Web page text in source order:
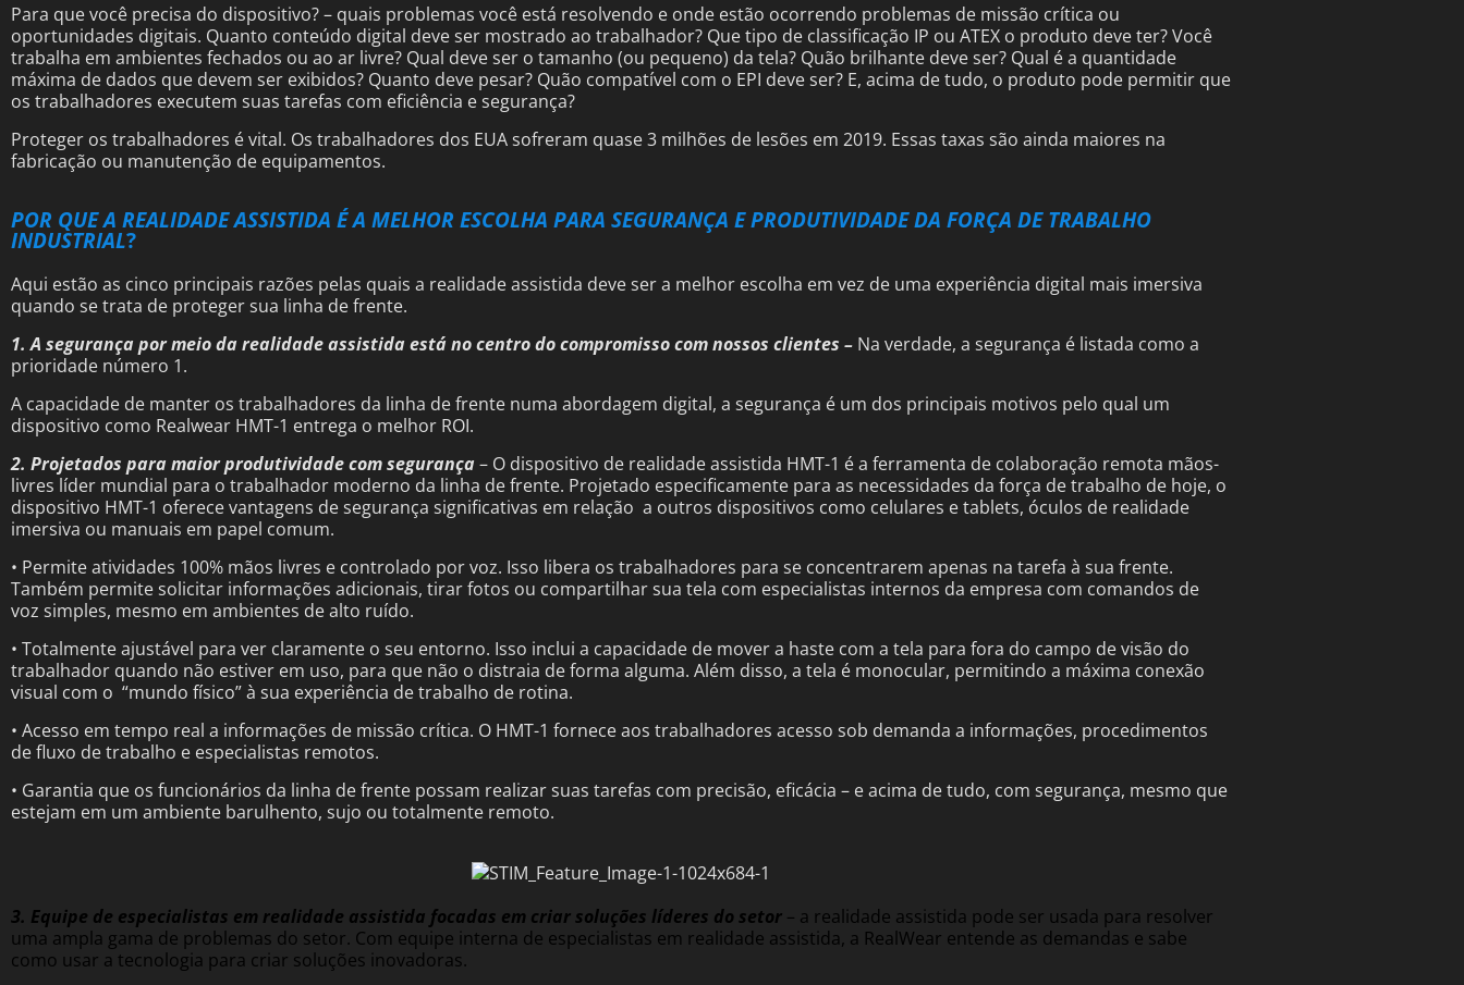
Para que você precisa do dispositivo? – quais problemas você está resolvendo e onde estão ocorrendo problemas de missão crítica ou
oportunidades digitais. Quanto conteúdo digital deve ser mostrado ao trabalhador? Que tipo de classificação IP ou ATEX o produto deve ter? Você
trabalha em ambientes fechados ou ao ar livre? Qual deve ser o tamanho (ou pequeno) da tela? Quão brilhante deve ser? Qual é a quantidade
máxima de dados que devem ser exibidos? Quanto deve pesar? Quão compatível com o EPI deve ser? E, acima de tudo, o produto pode permitir que
os trabalhadores executem suas tarefas com eficiência e segurança?
Proteger os trabalhadores é vital. Os trabalhadores dos EUA sofreram quase 3 milhões de lesões em 2019. Essas taxas são ainda maiores na
fabricação ou manutenção de equipamentos.
POR QUE A REALIDADE ASSISTIDA É A MELHOR ESCOLHA PARA SEGURANÇA E PRODUTIVIDADE DA FORÇA DE TRABALHO
INDUSTRIAL?
Aqui estão as cinco principais razões pelas quais a realidade assistida deve ser a melhor escolha em vez de uma experiência digital mais imersiva
quando se trata de proteger sua linha de frente.
1. A segurança por meio da realidade assistida está no centro do compromisso com nossos clientes – Na verdade, a segurança é listada como a
prioridade número 1.
A capacidade de manter os trabalhadores da linha de frente numa abordagem digital, a segurança é um dos principais motivos pelo qual um
dispositivo como Realwear HMT-1 entrega o melhor ROI.
2. Projetados para maior produtividade com segurança– O dispositivo de realidade assistida HMT-1 é a ferramenta de colaboração remota mãos-
livres líder mundial para o trabalhador moderno da linha de frente. Projetado especificamente para as necessidades da força de trabalho de hoje, o
dispositivo HMT-1 oferece vantagens de segurança significativas em relação a outros dispositivos como celulares e tablets, óculos de realidade
imersiva ou manuais em papel comum.
• Permite atividades 100% mãos livres e controlado por voz. Isso libera os trabalhadores para se concentrarem apenas na tarefa à sua frente.
Também permite solicitar informações adicionais, tirar fotos ou compartilhar sua tela com especialistas internos da empresa com comandos de
voz simples, mesmo em ambientes de alto ruído.
• Totalmente ajustável para ver claramente o seu entorno. Isso inclui a capacidade de mover a haste com a tela para fora do campo de visão do
trabalhador quando não estiver em uso, para que não o distraia de forma alguma. Além disso, a tela é monocular, permitindo a máxima conexão
visual com o “mundo físico” à sua experiência de trabalho de rotina.
• Acesso em tempo real a informações de missão crítica. O HMT-1 fornece aos trabalhadores acesso sob demanda a informações, procedimentos
de fluxo de trabalho e especialistas remotos.
• Garantia que os funcionários da linha de frente possam realizar suas tarefas com precisão, eficácia – e acima de tudo, com segurança, mesmo que
estejam em um ambiente barulhento, sujo ou totalmente remoto.
3. Equipe de especialistas em realidade assistida focadas em criar soluções líderes do setor – a realidade assistida pode ser usada para resolver
uma ampla gama de problemas do setor. Com equipe interna de especialistas em realidade assistida, a RealWear entende as demandas e sabe
como usar a tecnologia para criar soluções inovadoras.